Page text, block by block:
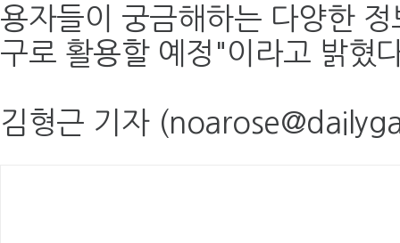
용자들이 궁금해하는 다양한
구로 활용할 예정"이라고 밝혔
김형근 기자